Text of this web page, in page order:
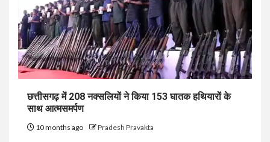
छत्तीसगढ़ में 208 नक्सलियों ने किया 153 घातक हथियारों के
साथ आत्मसमर्पण
10 months ago Pradesh Pravakta